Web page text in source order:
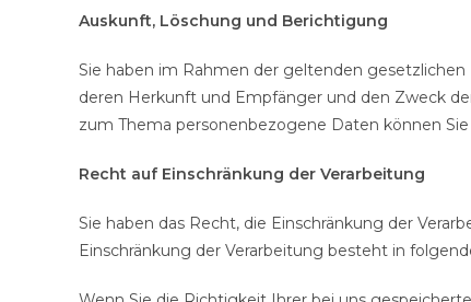
Auskunft, Löschung und Berichtigung
Sie haben im Rahmen der geltenden
deren Herkunft und Empfänger und den Zweck
zum Thema personenbezogene Daten können
Recht auf Einschränkung der Verarbeitung
Sie haben das Recht, die Einschränkung der
Einschränkung der Verarbeitung besteht in